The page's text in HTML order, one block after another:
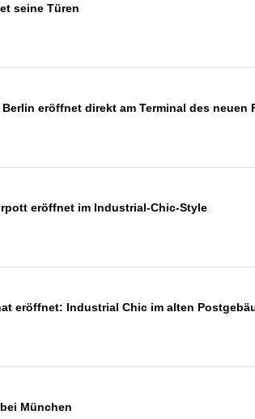
seine Türen
eröffnet direkt am Terminal des neuen
eröffnet im Industrial-Chic-Style
eröffnet: Industrial Chic im alten
München